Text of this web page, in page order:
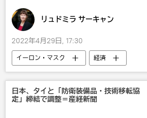
リュドミラ サーキャン
2022年4月29日, 17:30
イーロン・マスク
経済
インターネット
テクノ 米国
日本、タイと「防衛装備品・技術移転協
定」締結で調整＝産経新聞